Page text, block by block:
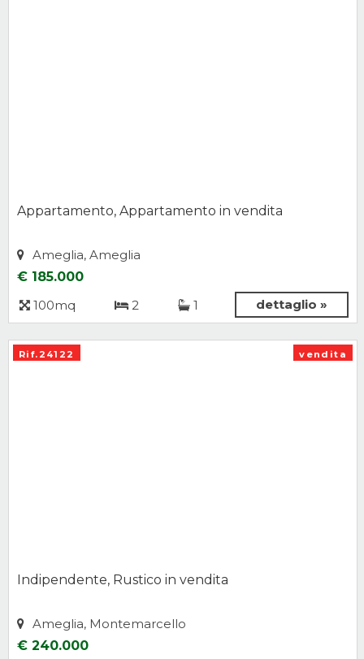
Appartamento, Appartamento in vendita
Ameglia, Ameglia
€ 185.000
100mq
2 1 dettaglio »
Rif.24122 vendita
Indipendente, Rustico in vendita
Ameglia, Montemarcello
€ 240.000